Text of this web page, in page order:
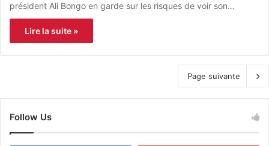
président Ali Bongo en garde sur les risques de voir son…
Lire la suite »
Page suivante
Follow Us